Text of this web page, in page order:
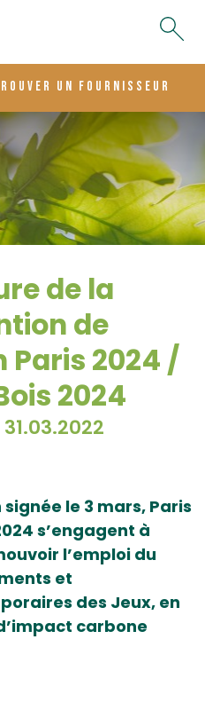
un fournisseur
de la
de
2024 /
2024
31.03.2022
le 3 mars, Paris
s’engagent à
l’emploi du
et
des Jeux, en
carbone